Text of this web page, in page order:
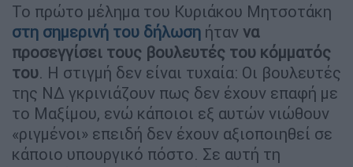
Το πρώτο μέλημα του Κυριάκου Μητσοτάκη
στη σημερινή του δήλωση ήταν να
προσεγγίσει τους βουλευτές του κόμματός
του. Η στιγμή δεν είναι τυχαία: Οι βουλευτές
της ΝΔ γκρινιάζουν πως δεν έχουν επαφή με
το Μαξίμου, ενώ κάποιοι εξ αυτών νιώθουν
«ριγμένοι» επειδή δεν έχουν αξιοποιηθεί σε
κάποιο υπουργικό πόστο. Σε αυτή τη